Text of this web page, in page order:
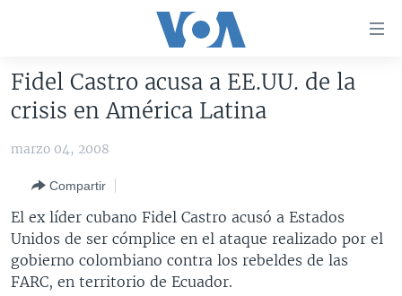
accesibilidad
al
Salte
navegador
principal
Salte
AMÉRICA DEL NORTE
MÉXICO
HAITÍ
ELECCIONES EEUU
VOTO DIVIDIDO
VOA VERIFICA
VOA VERIFICA UCRANIA/RUSIA
VOA VERIFICA INMIGRACIÓN
VOA VERIFICA AMÉRICA LATINA
AMÉRICA LATINA
ARGENTINA
BOLIVIA
COLOMBIA
CHINA EN AMÉRICA LATINA
CENTROAMÉRICA
COSTA RICA
OTRAS SECCIONES
Fidel Castro acusa a EE.UU. de la
crisis en América Latina
marzo 04, 2008
Compartir
El ex líder cubano Fidel Castro acusó a Estados
Unidos de ser cómplice en el ataque realizado por el
gobierno colombiano contra los rebeldes de las
FARC, en territorio de Ecuador.